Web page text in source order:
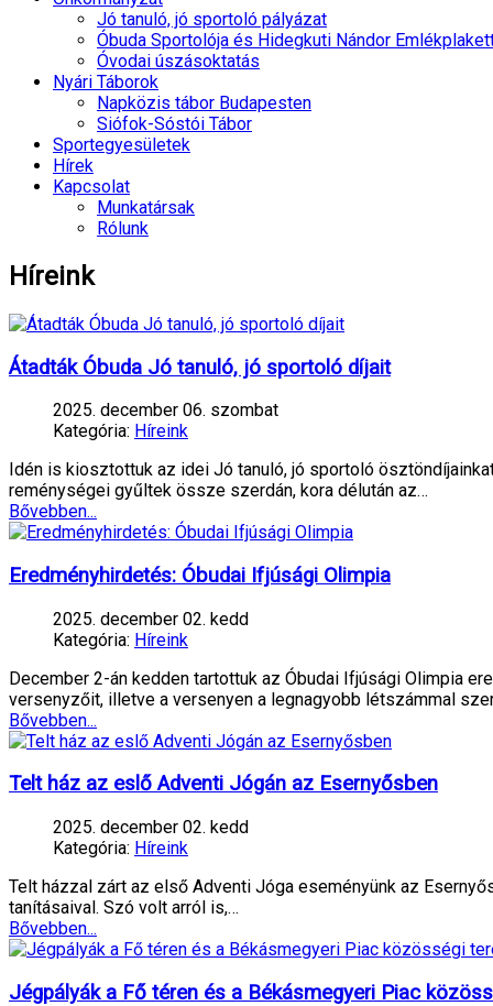
Jó tanuló, jó sportoló pályázat
Óbuda Sportolója és Hidegkuti Nándor
Óvodai úszásoktatás
Nyári Táborok
Napközis tábor Budapesten
Siófok-Sóstói Tábor
Sportegyesületek
Hírek
Kapcsolat
Munkatársak
Rólunk
Híreink
Átadták Óbuda Jó tanuló, jó sportoló díjait
2025. december 06. szombat
Kategória: Híreink
Idén is kiosztottuk az idei Jó tanuló, jó sportoló
reménységei gyűltek össze szerdán, kora délután az…
Bővebben...
Eredményhirdetés: Óbudai Ifjúsági Olimpia
2025. december 02. kedd
Kategória: Híreink
December 2-án kedden tartottuk az Óbudai Ifjúsági Olimpia
versenyzőit, illetve a versenyen a legnagyobb létszámmal
Bővebben...
Telt ház az eslő Adventi Jógán az Esernyősben
2025. december 02. kedd
Kategória: Híreink
Telt házzal zárt az első Adventi Jóga eseményünk az
tanításaival. Szó volt arról is,…
Bővebben...
Jégpályák a Fő téren és a Békásmegyeri Piac